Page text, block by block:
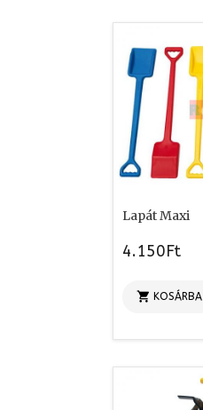
Lapát Maxi
4.150Ft
 KOSÁRBA